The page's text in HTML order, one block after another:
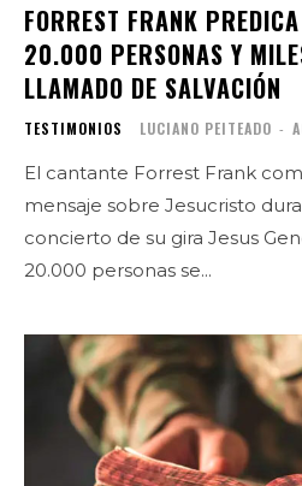
FORREST FRANK
20.000 PERSONAS Y
LLAMADO DE SALVACIÓN
TESTIMONIOS LUCIANO PEITEADO -
El cantante Forrest Frank
mensaje sobre Jesucristo
concierto de su gira Jesus
20.000 personas se...